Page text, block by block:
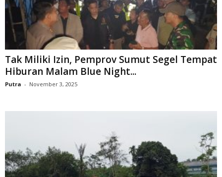
Tak Miliki Izin, Pemprov Sumut Segel Tempat
Hiburan Malam Blue Night...
Putra - November 3, 2025